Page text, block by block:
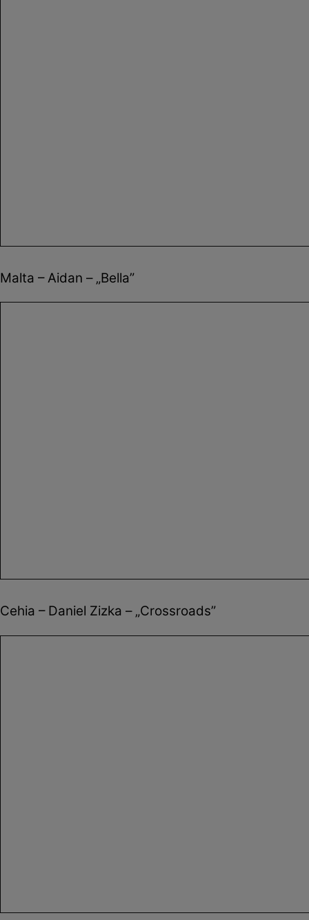
Malta – Aidan – „Bella”
Cehia – Daniel Zizka – „Crossroads”